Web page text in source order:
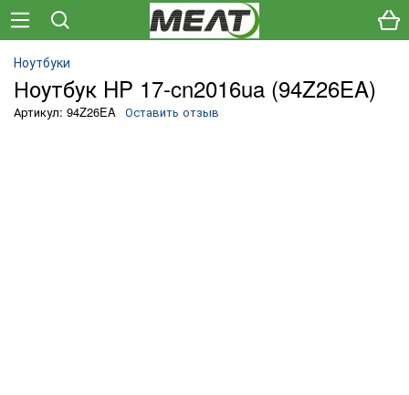
Ноутбуки
Ноутбук HP 17-cn2016ua (94Z26EA)
Артикул: 94Z26EA Оставить отзыв